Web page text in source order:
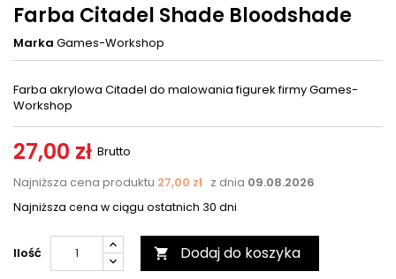
Farba Citadel Shade Bloodshade
Marka Games-Workshop
Farba akrylowa Citadel do malowania figurek firmy Games-
Workshop
27,00 zł Brutto
Najniższa cena produktu 27,00 zł z dnia 09.08.2026
Najniższa cena w ciągu ostatnich 30 dni
Ilość  Dodaj do koszyka